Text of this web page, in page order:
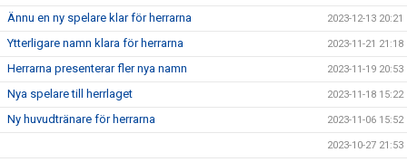
Ännu en ny spelare klar för herrarna 2023-12-13 20:21
Ytterligare namn klara för herrarna 2023-11-21 21:18
Herrarna presenterar fler nya namn 2023-11-19 20:53
Nya spelare till herrlaget 2023-11-18 15:22
Ny huvudtränare för herrarna 2023-11-06 15:52
2023-10-27 21:53